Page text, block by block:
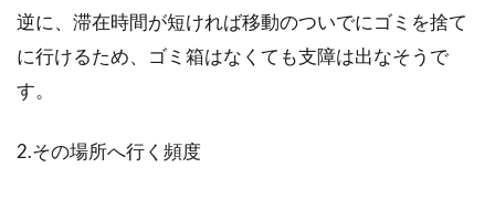
逆に、滞在時間が短ければ移動のついでにゴミを捨て
に行けるため、ゴミ箱はなくても支障は出なそうで
す。
2.その場所へ行く頻度